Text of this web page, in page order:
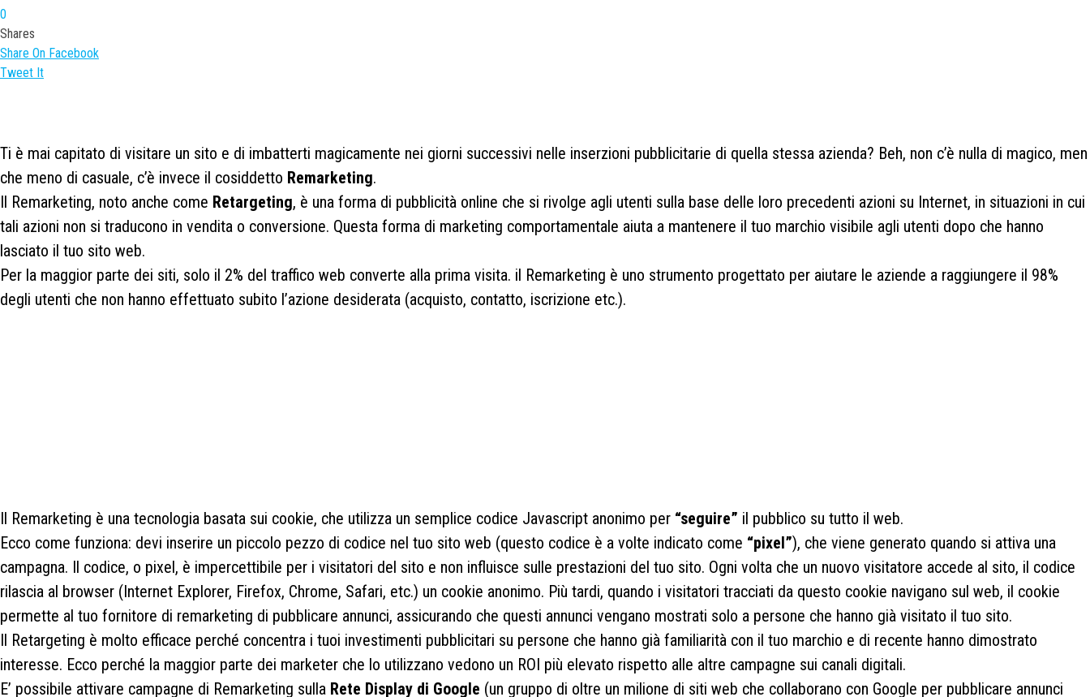
0
Shares
Share On Facebook
Tweet It
Ti è mai capitato di visitare un sito e di imbatterti magicamente nei giorni successivi nelle inserzioni pubblicitarie di quella stessa azienda? Beh, non c’è nulla di magico, men
che meno di casuale, c’è invece il cosiddetto Remarketing.
Il Remarketing, noto anche come Retargeting, è una forma di pubblicità online che si rivolge agli utenti sulla base delle loro precedenti azioni su Internet, in situazioni in cui
tali azioni non si traducono in vendita o conversione. Questa forma di marketing comportamentale aiuta a mantenere il tuo marchio visibile agli utenti dopo che hanno
lasciato il tuo sito web.
Per la maggior parte dei siti, solo il 2% del traffico web converte alla prima visita. il Remarketing è uno strumento progettato per aiutare le aziende a raggiungere il 98%
degli utenti che non hanno effettuato subito l’azione desiderata (acquisto, contatto, iscrizione etc.).
Il Remarketing è una tecnologia basata sui cookie, che utilizza un semplice codice Javascript anonimo per “seguire” il pubblico su tutto il web.
Ecco come funziona: devi inserire un piccolo pezzo di codice nel tuo sito web (questo codice è a volte indicato come “pixel”), che viene generato quando si attiva una
campagna. Il codice, o pixel, è impercettibile per i visitatori del sito e non influisce sulle prestazioni del tuo sito. Ogni volta che un nuovo visitatore accede al sito, il codice
rilascia al browser (Internet Explorer, Firefox, Chrome, Safari, etc.) un cookie anonimo. Più tardi, quando i visitatori tracciati da questo cookie navigano sul web, il cookie
permette al tuo fornitore di remarketing di pubblicare annunci, assicurando che questi annunci vengano mostrati solo a persone che hanno già visitato il tuo sito.
Il Retargeting è molto efficace perché concentra i tuoi investimenti pubblicitari su persone che hanno già familiarità con il tuo marchio e di recente hanno dimostrato
interesse. Ecco perché la maggior parte dei marketer che lo utilizzano vedono un ROI più elevato rispetto alle altre campagne sui canali digitali.
E’ possibile attivare campagne di Remarketing sulla Rete Display di Google (un gruppo di oltre un milione di siti web che collaborano con Google per pubblicare annunci